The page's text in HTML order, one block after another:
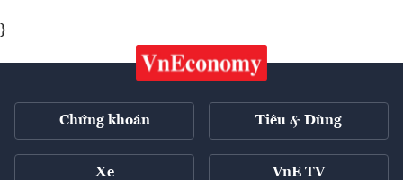
}
Chứng khoán Tiêu & Dùng
Xe VnE TV